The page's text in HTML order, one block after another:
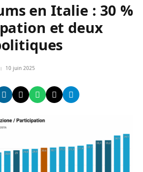
en Italie : 30 %
et deux
10 juin 2025